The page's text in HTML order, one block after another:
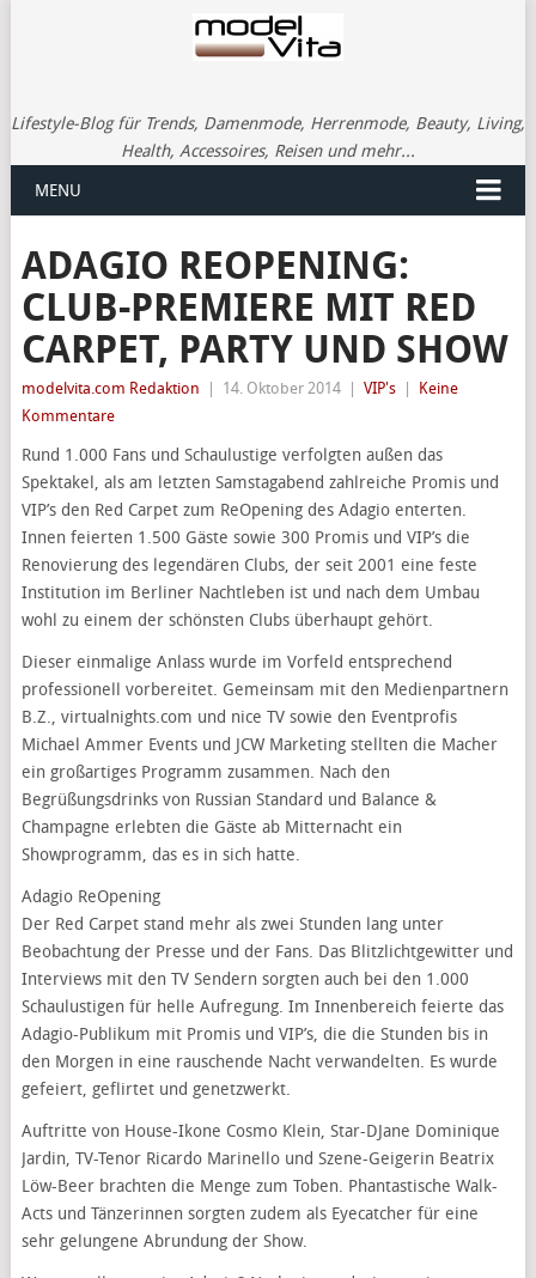
Lifestyle-Blog für Trends, Damenmode, Herrenmode, Beauty, Living,
Health, Accessoires, Reisen und mehr...
MENU
ADAGIO REOPENING:
CLUB-PREMIERE MIT RED
CARPET, PARTY UND SHOW
modelvita.com Redaktion 14. Oktober 2014 VIP's
Keine
Kommentare
Rund 1.000 Fans und Schaulustige verfolgten außen das
Spektakel, als am letzten Samstagabend zahlreiche Promis und
VIP’s den Red Carpet zum ReOpening des Adagio enterten.
Innen feierten 1.500 Gäste sowie 300 Promis und VIP’s die
Renovierung des legendären Clubs, der seit 2001 eine feste
Institution im Berliner Nachtleben ist und nach dem Umbau
wohl zu einem der schönsten Clubs überhaupt gehört.
Dieser einmalige Anlass wurde im Vorfeld entsprechend
professionell vorbereitet. Gemeinsam mit den Medienpartnern
B.Z., virtualnights.com und nice TV sowie den Eventprofis
Michael Ammer Events und JCW Marketing stellten die Macher
ein großartiges Programm zusammen. Nach den
Begrüßungsdrinks von Russian Standard und Balance &
Champagne erlebten die Gäste ab Mitternacht ein
Showprogramm, das es in sich hatte.
Adagio ReOpening
Der Red Carpet stand mehr als zwei Stunden lang unter
Beobachtung der Presse und der Fans. Das Blitzlichtgewitter und
Interviews mit den TV Sendern sorgten auch bei den 1.000
Schaulustigen für helle Aufregung. Im Innenbereich feierte das
Adagio-Publikum mit Promis und VIP’s, die die Stunden bis in
den Morgen in eine rauschende Nacht verwandelten. Es wurde
gefeiert, geflirtet und genetzwerkt.
Auftritte von House-Ikone Cosmo Klein, Star-DJane Dominique
Jardin, TV-Tenor Ricardo Marinello und Szene-Geigerin Beatrix
Löw-Beer brachten die Menge zum Toben. Phantastische Walk-
Acts und Tänzerinnen sorgten zudem als Eyecatcher für eine
sehr gelungene Abrundung der Show.